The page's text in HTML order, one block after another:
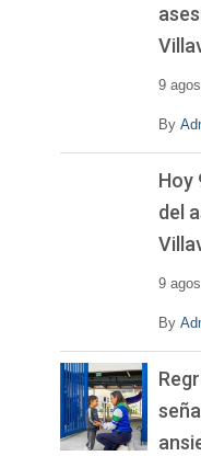
9
By
Hoy
del
9
By